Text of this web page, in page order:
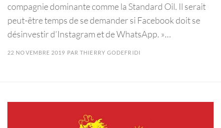
compagnie dominante comme la Standard Oil. Il serait
peut-être temps de se demander si Facebook doit se
désinvestir d’Instagram et de WhatsApp. »…
22 NOVEMBRE 2019 PARTHIERRY GODEFRIDI